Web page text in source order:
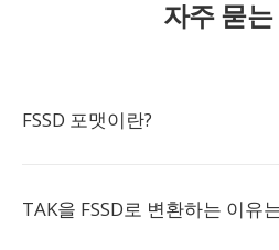
자주 묻
FSSD 포맷이란?
TAK을 FSSD로 변환하는 이유